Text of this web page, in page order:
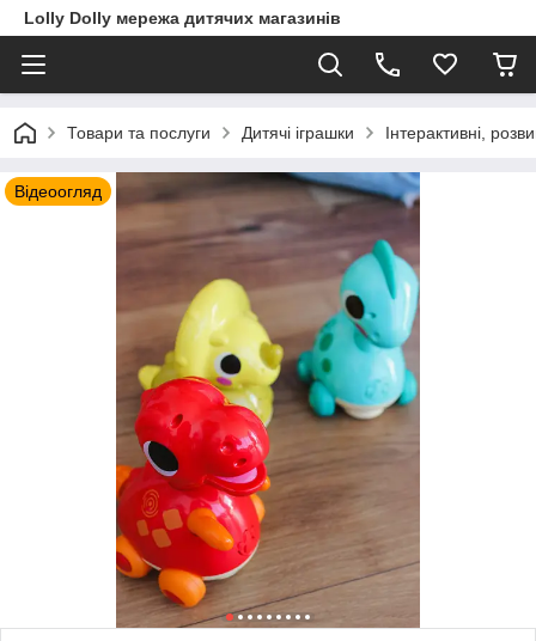
Lolly Dolly мережа дитячих магазинів
Товари та послуги Дитячі іграшки Інтерактивні,
Відеоогляд